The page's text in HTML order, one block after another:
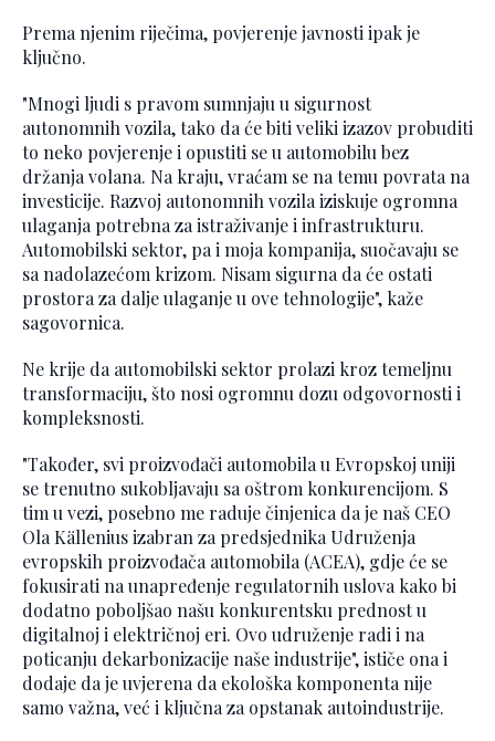
Prema njenim riječima, povjerenje javnosti ipak je
ključno.
"Mnogi ljudi s pravom sumnjaju u sigurnost
autonomnih vozila, tako da će biti veliki izazov probuditi
to neko povjerenje i opustiti se u automobilu bez
držanja volana. Na kraju, vraćam se na temu povrata na
investicije. Razvoj autonomnih vozila iziskuje ogromna
ulaganja potrebna za istraživanje i infrastrukturu.
Automobilski sektor, pa i moja kompanija, suočavaju se
sa nadolazećom krizom. Nisam sigurna da će ostati
prostora za dalje ulaganje u ove tehnologije", kaže
sagovornica.
Ne krije da automobilski sektor prolazi kroz temeljnu
transformaciju, što nosi ogromnu dozu odgovornosti i
kompleksnosti.
"Također, svi proizvođači automobila u Evropskoj uniji
se trenutno sukobljavaju sa oštrom konkurencijom. S
tim u vezi, posebno me raduje činjenica da je naš CEO
Ola Källenius izabran za predsjednika Udruženja
evropskih proizvođača automobila (ACEA), gdje će se
fokusirati na unapređenje regulatornih uslova kako bi
dodatno poboljšao našu konkurentsku prednost u
digitalnoj i električnoj eri. Ovo udruženje radi i na
poticanju dekarbonizacije naše industrije", ističe ona i
dodaje da je uvjerena da ekološka komponenta nije
samo važna, već i ključna za opstanak autoindustrije.